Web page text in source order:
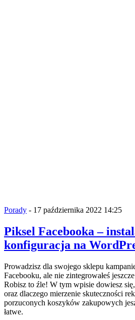
Porady - 17 października 2022 14:25
Piksel Facebooka –
konfiguracja na
Prowadzisz dla swojego sklepu
Facebooku, ale nie zintegrowałeś
Robisz to źle! W tym wpisie dowiesz
oraz dlaczego mierzenie skuteczności
porzuconych koszyków zakupowych
łatwe.